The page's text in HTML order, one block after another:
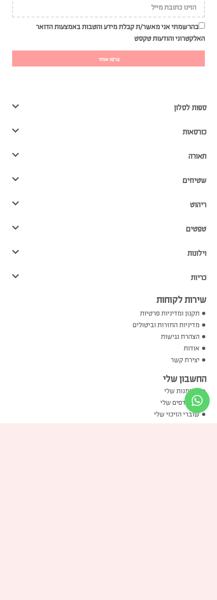
בהרשמתי אני מאשר/ת קבלת מידע והטבות באמצעות הדואר
האלקטרוני והודעות טקסט
צרפו אותי
ספות לסלון
כורסאות
תאורה
שטיחים
ריהוט
טפטים
וילונות
כריות
שירות לקוחות
תקנון ומדיניות פרטיות
מדיניות החזרות וביטולים
הצהרת נגישות
אודות
יצירת קשר
החשבון שלי
ההזמנות שלי
המועדפים שלי
שוברי הזיכוי שלי
הכתובות שלי